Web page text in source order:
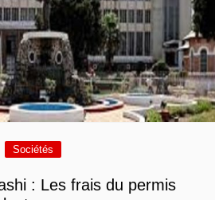
Sociétés
: Les frais du permis